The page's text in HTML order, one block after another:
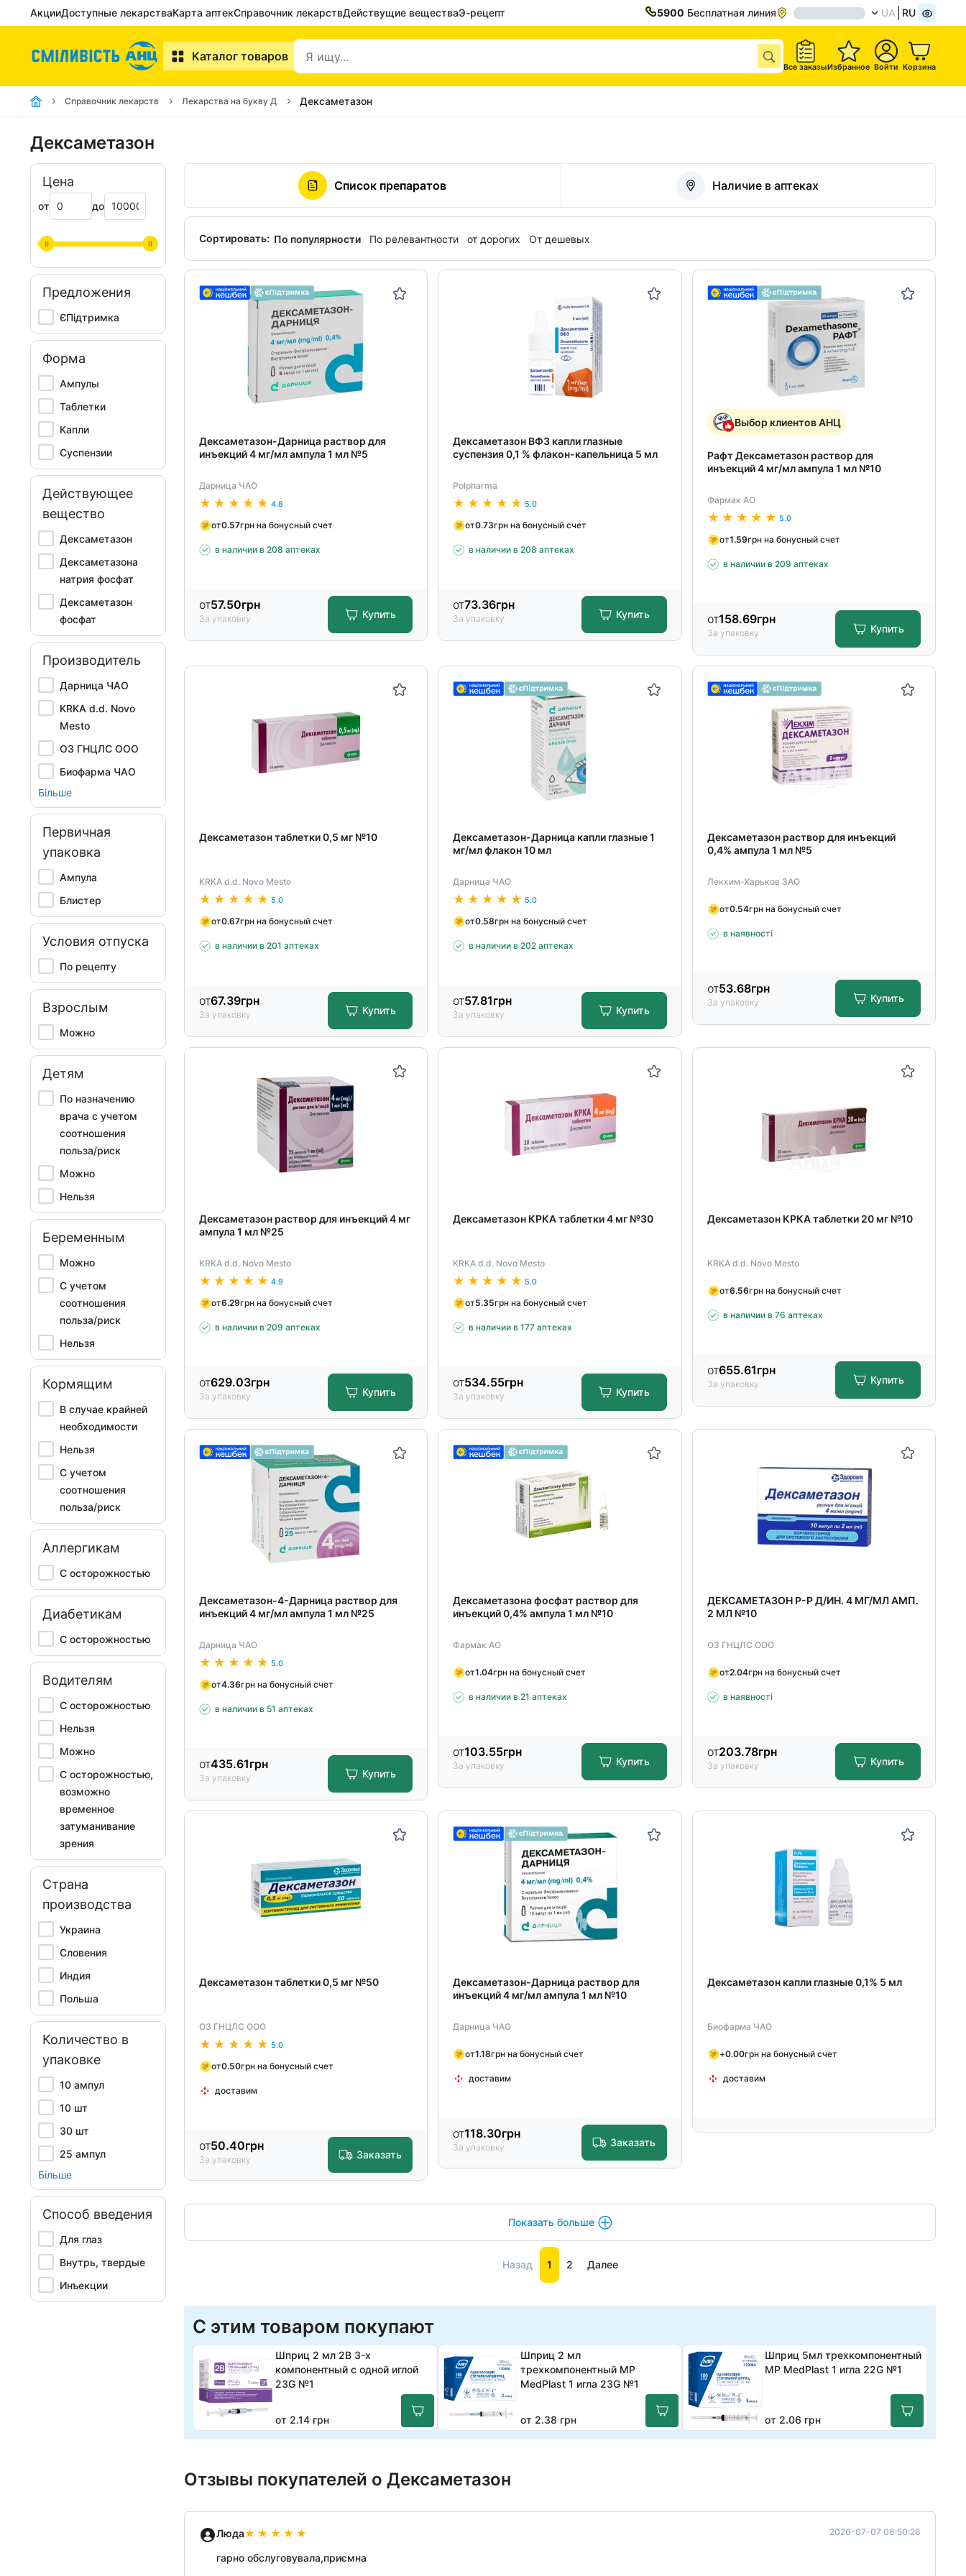
АкцииДоступные лекарстваКарта аптекСправочник лекарствДействущие веществаЭ-рецепт 5900 Бесплатная линия UA RU
Каталог товаров
Все заказыИзбранное Войти Корзина
Справочник лекарств Лекарства на букву Д Дексаметазон
Дексаметазон
Цена
от до
Предложения
ЄПідтримка
Форма
Ампулы
Таблетки
Капли
Суспензии
Действующее
вещество
Дексаметазон
Дексаметазона
натрия фосфат
Дексаметазон
фосфат
Производитель
Дарница ЧАО
KRKA d.d. Novo
Mesto
ОЗ ГНЦЛС ООО
Биофарма ЧАО
Більше
Первичная
упаковка
Ампула
Блистер
Условия отпуска
По рецепту
Взрослым
Можно
Детям
По назначению
врача с учетом
соотношения
польза/риск
Можно
Нельзя
Беременным
Можно
С учетом
соотношения
польза/риск
Нельзя
Кормящим
В случае крайней
необходимости
Нельзя
С учетом
соотношения
польза/риск
Аллергикам
С осторожностью
Диабетикам
С осторожностью
Водителям
С осторожностью
Нельзя
Можно
С осторожностью,
возможно
временное
затуманивание
зрения
Страна
производства
Украина
Словения
Индия
Польша
Количество в
упаковке
10 ампул
10 шт
30 шт
25 ампул
Більше
Способ введения
Для глаз
Внутрь, твердые
Инъекции
Список препаратов Наличие в аптеках
Сортировать: По популярности По релевантности от дорогих От дешевых
Дексаметазон-Дарница раствор для
инъекций 4 мг/мл ампула 1 мл №5
Дарница ЧАО
4.8
от0.57грн на бонусный счет
в наличии в 208 аптеках
от57.50грн
За упаковку Купить
Дексаметазон ВФЗ капли глазные
суспензия 0,1 % флакон-капельница 5 мл
Polpharma
5.0
от0.73грн на бонусный счет
в наличии в 208 аптеках
от73.36грн
За упаковку Купить
Выбор клиентов АНЦ
Рафт Дексаметазон раствор для
инъекций 4 мг/мл ампула 1 мл №10
Фармак АО
5.0
от1.59грн на бонусный счет
в наличии в 209 аптеках
от158.69грн
За упаковку Купить
Дексаметазон таблетки 0,5 мг №10
KRKA d.d. Novo Mesto
5.0
от0.67грн на бонусный счет
в наличии в 201 аптеках
от67.39грн
За упаковку Купить
Дексаметазон-Дарница капли глазные 1
мг/мл флакон 10 мл
Дарница ЧАО
5.0
от0.58грн на бонусный счет
в наличии в 202 аптеках
от57.81грн
За упаковку Купить
Дексаметазон раствор для инъекций
0,4% ампула 1 мл №5
Лекхим-Харьков ЗАО
от0.54грн на бонусный счет
в наявності
от53.68грн
За упаковку Купить
Дексаметазон раствор для инъекций 4 мг
ампула 1 мл №25
KRKA d.d. Novo Mesto
4.9
от6.29грн на бонусный счет
в наличии в 209 аптеках
от629.03грн
За упаковку Купить
Дексаметазон КРКА таблетки 4 мг №30
KRKA d.d. Novo Mesto
5.0
от5.35грн на бонусный счет
в наличии в 177 аптеках
от534.55грн
За упаковку Купить
Дексаметазон КРКА таблетки 20 мг №10
KRKA d.d. Novo Mesto
от6.56грн на бонусный счет
в наличии в 76 аптеках
от655.61грн
За упаковку Купить
Дексаметазон-4-Дарница раствор для
инъекций 4 мг/мл ампула 1 мл №25
Дарница ЧАО
5.0
от4.36грн на бонусный счет
в наличии в 51 аптеках
от435.61грн
За упаковку Купить
Дексаметазона фосфат раствор для
инъекций 0,4% ампула 1 мл №10
Фармак АО
от1.04грн на бонусный счет
в наличии в 21 аптеках
от103.55грн
За упаковку Купить
ДЕКСАМЕТАЗОН Р-Р Д/ИН. 4 МГ/МЛ АМП.
2 МЛ №10
ОЗ ГНЦЛС ООО
от2.04грн на бонусный счет
в наявності
от203.78грн
За упаковку Купить
Дексаметазон таблетки 0,5 мг №50
ОЗ ГНЦЛС ООО
5.0
от0.50грн на бонусный счет
доставим
от50.40грн
За упаковку Заказать
Дексаметазон-Дарница раствор для
инъекций 4 мг/мл ампула 1 мл №10
Дарница ЧАО
от1.18грн на бонусный счет
доставим
от118.30грн
За упаковку Заказать
Дексаметазон капли глазные 0,1% 5 мл
Биофарма ЧАО
+0.00грн на бонусный счет
доставим
Показать больше
Назад 1 2 Далее
С этим товаром покупают
Шприц 2 мл 2B 3-х
компонентный с одной иглой
23G №1
от 2.14 грн
Шприц 2 мл
трехкомпонентный МР
MedPlast 1 игла 23G №1
от 2.38 грн
Шприц 5мл трехкомпонентный
МР MedPlast 1 игла 22G №1
от 2.06 грн
Отзывы покупателей о Дексаметазон
Люда 2026-07-07 08:50:26
гарно обслуговувала,приємна